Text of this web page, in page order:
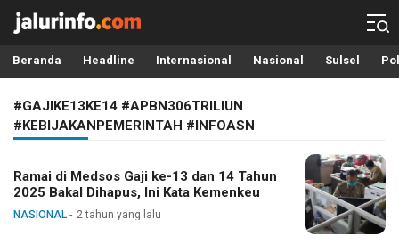
Info Terbaru, Berita Terkini Hari Ini, Jalurinfo.com
Terkini, Akurat dan Terpercaya
Beranda Headline Internasional Nasional Sulsel
#GAJIKE13KE14 #APBN306TRILIUN
#KEBIJAKANPEMERINTAH #INFOASN
Ramai di Medsos Gaji ke-13 dan 14 Tahun
2025 Bakal Dihapus, Ini Kata Kemenkeu
NASIONAL 2 tahun yang lalu